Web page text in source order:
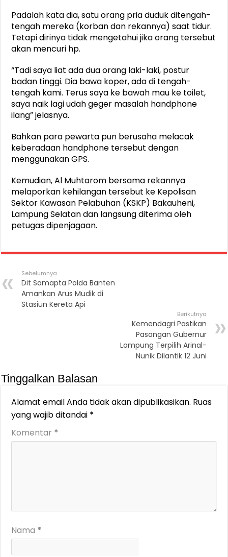
Padalah kata dia, satu orang pria duduk ditengah-
tengah mereka (korban dan rekannya) saat tidur.
Tetapi dirinya tidak mengetahui jika orang tersebut
akan mencuri hp.
“Tadi saya liat ada dua orang laki-laki, postur
badan tinggi. Dia bawa koper, ada di tengah-
tengah kami. Terus saya ke bawah mau ke toilet,
saya naik lagi udah geger masalah handphone
ilang” jelasnya.
Bahkan para pewarta pun berusaha melacak
keberadaan handphone tersebut dengan
menggunakan GPS.
Kemudian, Al Muhtarom bersama rekannya
melaporkan kehilangan tersebut ke Kepolisan
Sektor Kawasan Pelabuhan (KSKP) Bakauheni,
Lampung Selatan dan langsung diterima oleh
petugas dipenjagaan.
Sebelumnya
Dit Samapta Polda Banten
Amankan Arus Mudik di
Stasiun Kereta Api
Berikutnya
Kemendagri Pastikan
Pasangan Gubernur
Lampung Terpilih Arinal-
Nunik Dilantik 12 Juni
Tinggalkan Balasan
Alamat email Anda tidak akan dipublikasikan. Ruas
yang wajib ditandai *
Komentar *
Nama *